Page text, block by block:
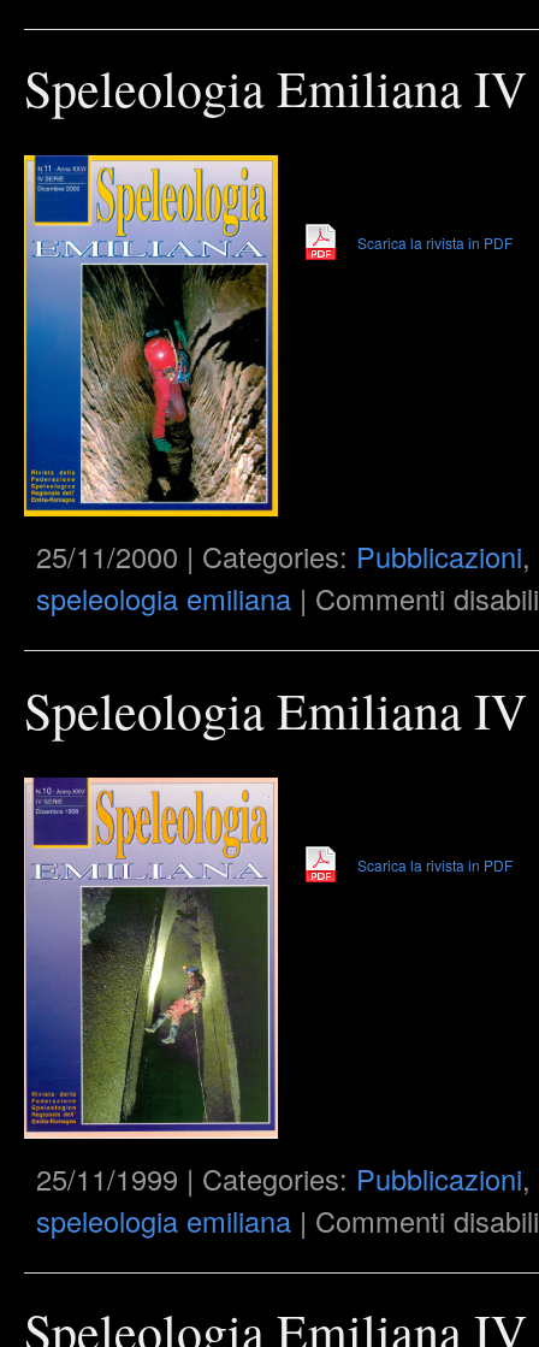
Speleologia Emiliana IV
Scarica la rivista in PDF
25/11/2000 | Categories: Pubblicazioni,
speleologia emiliana | Commenti
Speleologia Emiliana IV
Scarica la rivista in PDF
25/11/1999 | Categories: Pubblicazioni,
speleologia emiliana | Commenti
Speleologia Emiliana IV